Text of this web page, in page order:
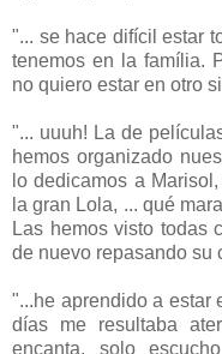
"... se hace difícil estar
tenemos en la família.
no quiero estar en otro
"... uuuh! La de
hemos organizado
lo dedicamos a
la gran Lola, ... qué
Las hemos visto todas
de nuevo repasando su
"...he aprendido a estar
días me resultaba
encanta, solo